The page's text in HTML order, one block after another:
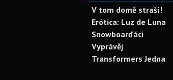
V tom domě straší!
Erótica: Luz de Luna
Snowboarďáci
Vyprávěj
Transformers Jedna